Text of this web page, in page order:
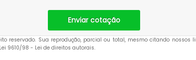
Enviar cotação
reservado. Sua reprodução, parcial ou total, mesmo citando nossos
Lei 9610/98 - Lei de direitos autorais.